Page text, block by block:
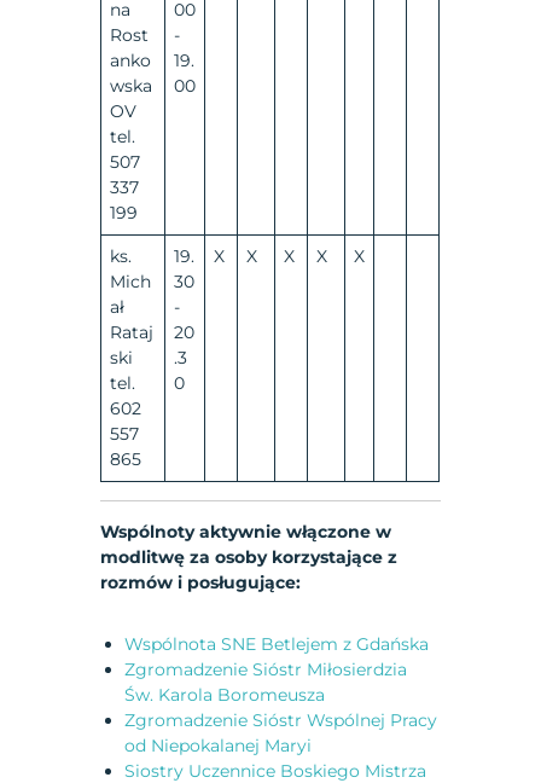
na
Rost
anko
wska
OV
tel.
507
337
199
00
-
19.
00
ks.
Mich
ał
Rataj
ski
tel.
602
557
865
19.
30
-
20
.3
0
X X X X X
Wspólnoty aktywnie włączone w
modlitwę za osoby korzystające z
rozmów i posługujące:
Wspólnota SNE Betlejem z Gdańska
Zgromadzenie Sióstr Miłosierdzia
Św. Karola Boromeusza
Zgromadzenie Sióstr Wspólnej Pracy
od Niepokalanej Maryi
Siostry Uczennice Boskiego Mistrza